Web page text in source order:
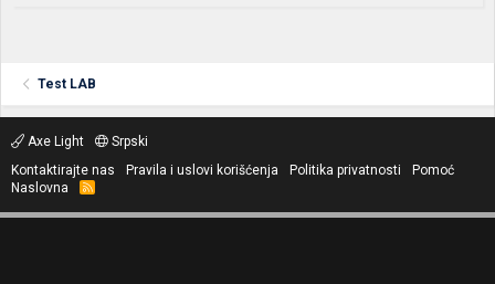
Test LAB
Axe Light
Srpski
Kontaktirajte nas
Pravila i uslovi korišćenja Politika privatnosti
Pomoć
Naslovna
R
S